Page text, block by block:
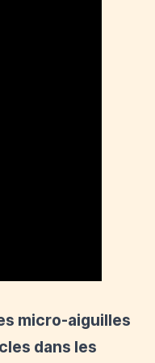
micro-aiguilles
dans les